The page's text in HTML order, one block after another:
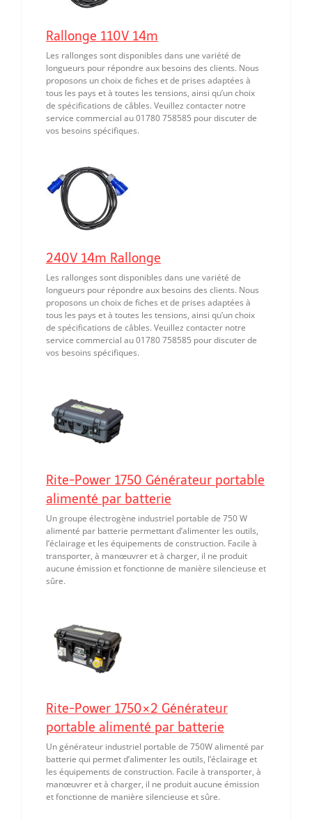
Rallonge 110V 14m
Les rallonges sont disponibles dans une variété de
longueurs pour répondre aux besoins des clients. Nous
proposons un choix de fiches et de prises adaptées à
tous les pays et à toutes les tensions, ainsi qu’un choix
de spécifications de câbles. Veuillez contacter notre
service commercial au 01780 758585 pour discuter de
vos besoins spécifiques.
240V 14m Rallonge
Les rallonges sont disponibles dans une variété de
longueurs pour répondre aux besoins des clients. Nous
proposons un choix de fiches et de prises adaptées à
tous les pays et à toutes les tensions, ainsi qu’un choix
de spécifications de câbles. Veuillez contacter notre
service commercial au 01780 758585 pour discuter de
vos besoins spécifiques.
Rite-Power 1750 Générateur portable
alimenté par batterie
Un groupe électrogène industriel portable de 750 W
alimenté par batterie permettant d’alimenter les outils,
l’éclairage et les équipements de construction. Facile à
transporter, à manœuvrer et à charger, il ne produit
aucune émission et fonctionne de manière silencieuse et
sûre.
Rite-Power 1750×2 Générateur
portable alimenté par batterie
Un générateur industriel portable de 750W alimenté par
batterie qui permet d’alimenter les outils, l’éclairage et
les équipements de construction. Facile à transporter, à
manœuvrer et à charger, il ne produit aucune émission
et fonctionne de manière silencieuse et sûre.